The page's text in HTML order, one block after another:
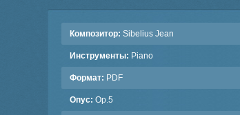
Композитор: Sibelius Jean
Инструменты: Piano
Формат: PDF
Опус: Op.5